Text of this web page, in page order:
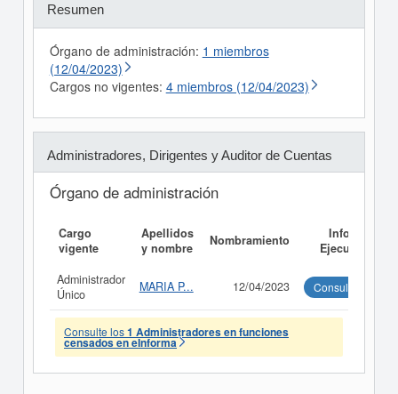
Resumen
Órgano de administración: 1 miembros
(12/04/2023)
Cargos no vigentes: 4 miembros (12/04/2023)
Administradores, Dirigentes y Auditor de Cuentas
Órgano de administración
Cargo
vigente
Apellidos
y nombre
Nombramiento
Informe
Ejecutivo
Administrador
Único
MARIA P... 12/04/2023 Consultar
Consulte los1 Administradores en funciones
censados en eInforma